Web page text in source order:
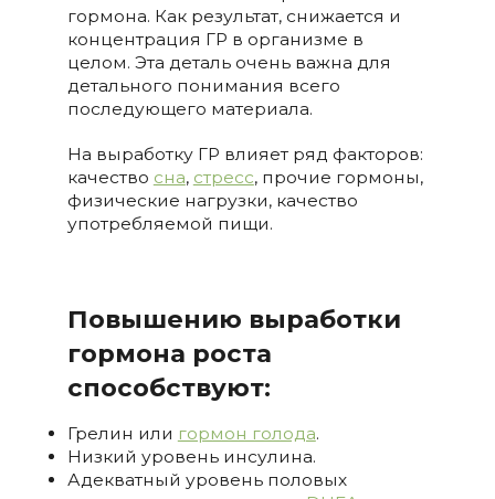
гормона. Как результат, снижается и
концентрация ГР в организме в
целом. Эта деталь очень важна для
детального понимания всего
последующего материала.
На выработку ГР влияет ряд факторов:
качество сна, стресс, прочие гормоны,
физические нагрузки, качество
употребляемой пищи.
Повышению выработки
гормона роста
способствуют:
Грелин или гормон голода.
Низкий уровень инсулина.
Адекватный уровень половых